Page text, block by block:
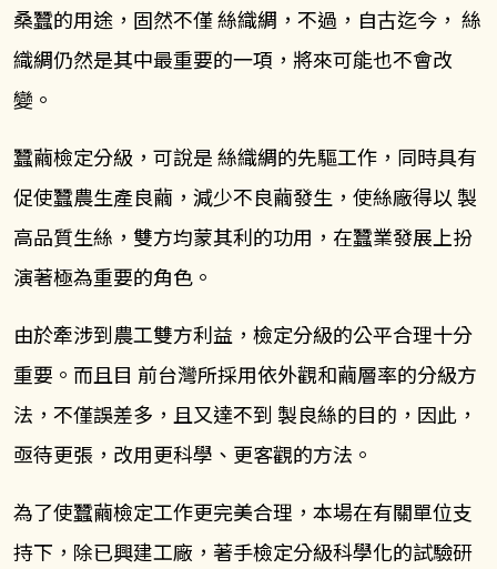
桑蠶的用途，固然不僅 絲織綢，不過，自古迄今， 絲
織綢仍然是其中最重要的一項，將來可能也不會改
變。
蠶繭檢定分級，可說是 絲織綢的先驅工作，同時具有
促使蠶農生產良繭，減少不良繭發生，使絲廠得以 製
高品質生絲，雙方均蒙其利的功用，在蠶業發展上扮
演著極為重要的角色。
由於牽涉到農工雙方利益，檢定分級的公平合理十分
重要。而且目 前台灣所採用依外觀和繭層率的分級方
法，不僅誤差多，且又達不到 製良絲的目的，因此，
亟待更張，改用更科學、更客觀的方法。
為了使蠶繭檢定工作更完美合理，本場在有關單位支
持下，除已興建工廠，著手檢定分級科學化的試驗研